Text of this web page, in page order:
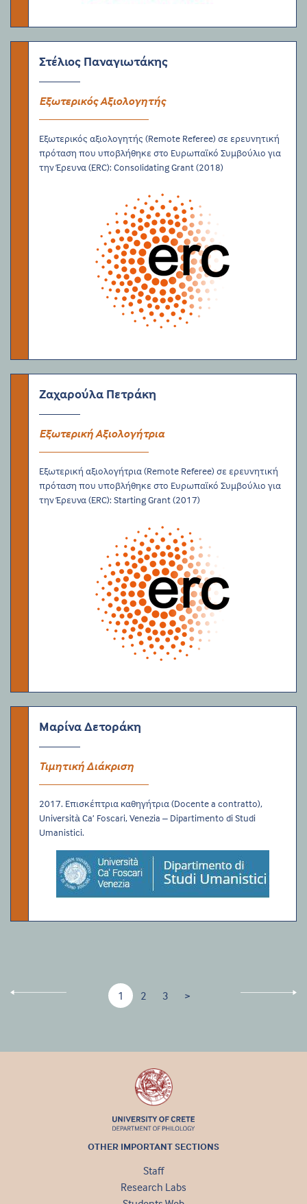
Στέλιος Παναγιωτάκης
Εξωτερικός Αξιολογητής
Εξωτερικός αξιολογητής (Remote Referee) σε ερευνητική
πρόταση που υποβλήθηκε στο Ευρωπαϊκό Συμβούλιο για
την Έρευνα (ERC): Consolidating Grant (2018)
Ζαχαρούλα Πετράκη
Εξωτερική Αξιολογήτρια
Εξωτερική αξιολογήτρια (Remote Referee) σε ερευνητική
πρόταση που υποβλήθηκε στο Ευρωπαϊκό Συμβούλιο για
την Έρευνα (ERC): Starting Grant (2017)
Μαρίνα Δετοράκη
Τιμητική Διάκριση
2017. Επισκέπτρια καθηγήτρια (Docente a contratto),
Università Ca’ Foscari, Venezia – Dipartimento di Studi
Umanistici.
1 2 3 >
OTHER IMPORTANT SECTIONS
Staff
Research Labs